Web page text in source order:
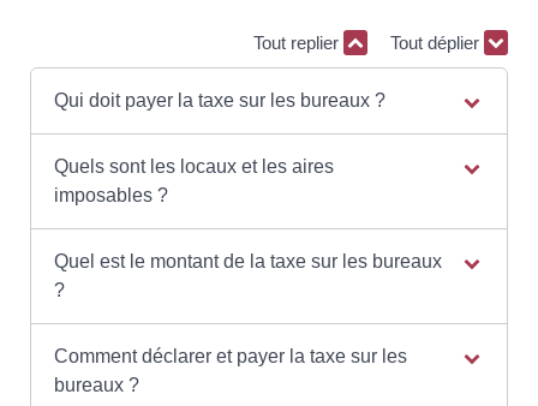
Tout replier Tout déplier
Qui doit payer la taxe sur les bureaux ?
Quels sont les locaux et les aires
imposables ?
Quel est le montant de la taxe sur les bureaux
?
Comment déclarer et payer la taxe sur les
bureaux ?